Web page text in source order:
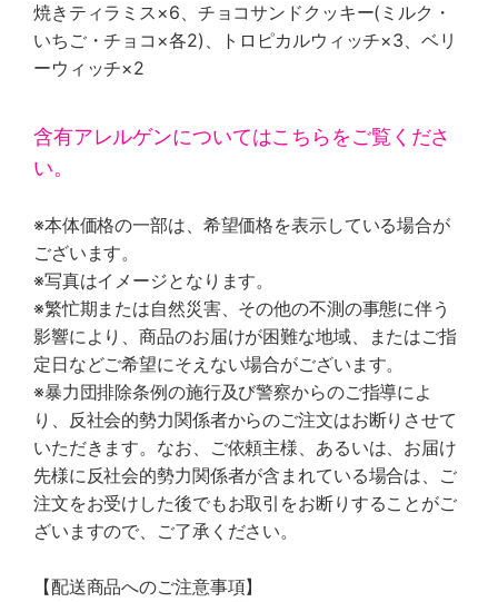
焼きティラミス×6、チョコサンドクッキー(ミルク・
いちご・チョコ×各2)、トロピカルウィッチ×3、ベリ
ーウィッチ×2
含有アレルゲンについてはこちらをご覧くださ
い。
※本体価格の一部は、希望価格を表示している場合が
ございます。
※写真はイメージとなります。
※繁忙期または自然災害、その他の不測の事態に伴う
影響により、商品のお届けが困難な地域、またはご指
定日などご希望にそえない場合がございます。
※暴力団排除条例の施行及び警察からのご指導によ
り、反社会的勢力関係者からのご注文はお断りさせて
いただきます。なお、ご依頼主様、あるいは、お届け
先様に反社会的勢力関係者が含まれている場合は、ご
注文をお受けした後でもお取引をお断りすることがご
ざいますので、ご了承ください。
【配送商品へのご注意事項】